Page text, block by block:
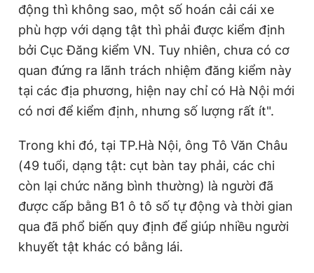
động thì không sao, một số hoán cải cái xe
phù hợp với dạng tật thì phải được kiểm định
bởi Cục Đăng kiểm VN. Tuy nhiên, chưa có cơ
quan đứng ra lãnh trách nhiệm đăng kiểm này
tại các địa phương, hiện nay chỉ có Hà Nội mới
có nơi để kiểm định, nhưng số lượng rất ít".
Trong khi đó, tại TP.Hà Nội, ông Tô Văn Châu
(49 tuổi, dạng tật: cụt bàn tay phải, các chi
còn lại chức năng bình thường) là người đã
được cấp bằng B1 ô tô số tự động và thời gian
qua đã phổ biến quy định để giúp nhiều người
khuyết tật khác có bằng lái.